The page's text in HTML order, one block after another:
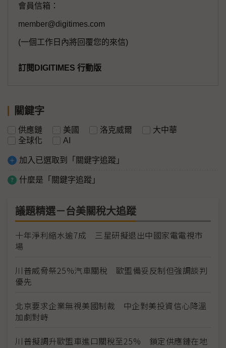
會員信箱：
member@digitimes.com
(一個工作日內將回覆您的來信)
訂閱DIGITIMES 行動版
關鍵字
供應鏈 美國 洛克威爾
大中華
全球化
AI
加入已選取到「關鍵字追蹤」
什麼是「關鍵字追蹤」
議題精選－台美關稅大追蹤
十年淨利縮水逾7成 三星研擬退出中國家電電視市
場
川普威脅祭25%汽車關稅 歐盟備妥反制但強調談判
優先
北京要求企業無視美國制裁 中企對美投資信心降溫
加劇對峙
川普擬調升歐盟車進口關稅至25% 鎖定供應鏈在地